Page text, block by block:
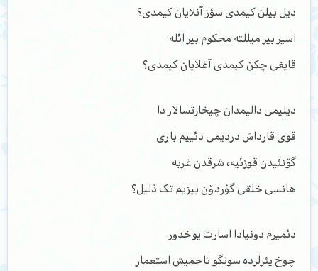
دیل بیلن کیمدی سؤز آنلایان کیمدی؟
اسیر بیر میللته محکوم بیر ائله
قایغی چکن کیمدی آغلایان کیمدی؟
دیلیمی دالیمدان چیخارتسالار دا
قوی قارداش دردیمی دئییم باری
گۆنئیدن قوزئیه، شرقدن غربه
هانسی خلقی گؤردۆن بیزیم تک ذلیل؟
دئمیرم دونیادا اسارت یوخدور
چوخ یئرلرده سونگو تاخمیش استعمار